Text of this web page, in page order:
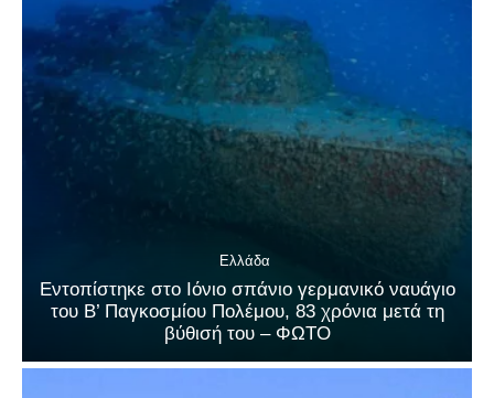
Ελλάδα
Εντοπίστηκε στο Ιόνιο σπάνιο γερμανικό ναυάγιο
του Β’ Παγκοσμίου Πολέμου, 83 χρόνια μετά τη
βύθισή του – ΦΩΤΟ